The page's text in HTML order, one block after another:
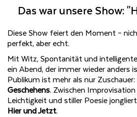
Das war unsere Show:
Diese Show feiert den Moment –
perfekt, aber echt.
Mit Witz, Spontanität und
ein Abend, der immer wieder anders
Publikum ist mehr als nur
Geschehens. Zwischen
Leichtigkeit und stiller Poesie
Hier und Jetzt.